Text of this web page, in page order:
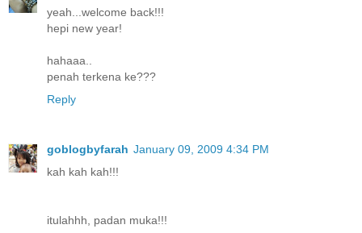
yeah...welcome back!!!
hepi new year!
hahaaa..
penah terkena ke???
Reply
goblogbyfarah January 09, 2009 4:34 PM
kah kah kah!!!
itulahhh, padan muka!!!